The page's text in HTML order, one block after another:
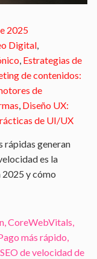
2025
Digital,
, Estrategias de
de contenidos:
de
, Diseño UX:
de UI/UX
rápidas generan
es la
2025 y cómo
,CoreWebVitals,
más rápido,
SEO de velocidad de